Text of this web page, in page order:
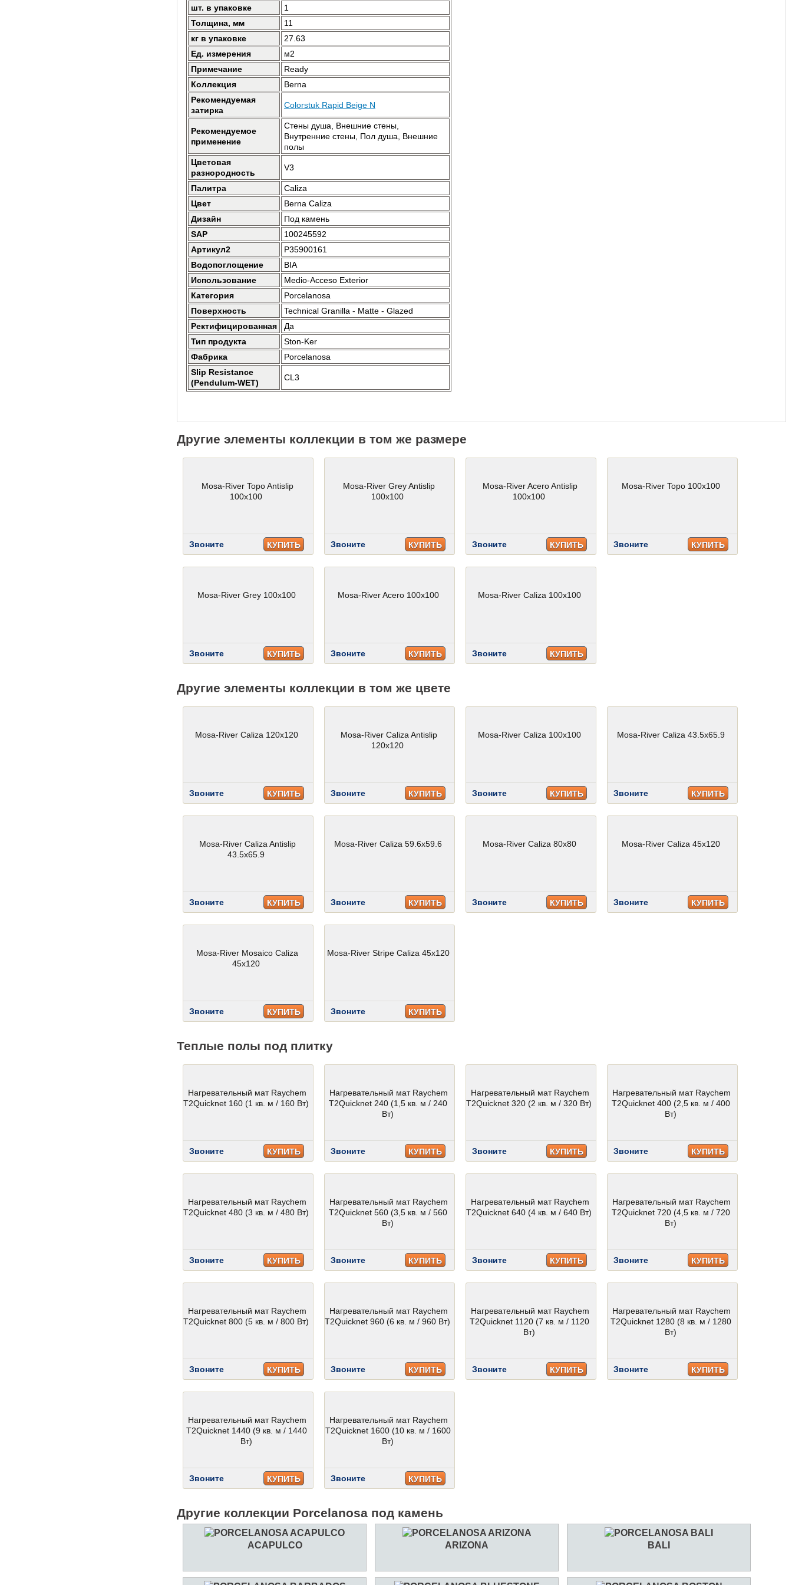
шт. в упаковке
1
Толщина, мм
11
кг в упаковке
27.63
Ед. измерения
м2
Примечание
Ready
Коллекция
Berna
Рекомендуемая
затирка
Colorstuk Rapid Beige N
Рекомендуемое
применение
Стены душа, Внешние стены,
Внутренние стены, Пол душа, Внешние
полы
Цветовая
разнородность
V3
Палитра
Caliza
Цвет
Berna Caliza
Дизайн
Под камень
SAP
100245592
Артикул2
P35900161
Водопоглощение
BIA
Использование
Medio-Acceso Exterior
Категория
Porcelanosa
Поверхность
Technical Granilla - Matte - Glazed
Ректифицированная
Да
Тип продукта
Ston-Ker
Фабрика
Porcelanosa
Slip Resistance
(Pendulum-WET)
CL3
Другие элементы коллекции в том же размере
Mosa-River Topo Antislip
100x100
Звоните КУПИТЬ
Mosa-River Grey Antislip
100x100
Звоните КУПИТЬ
Mosa-River Acero Antislip
100x100
Звоните КУПИТЬ
Mosa-River Topo 100x100
Звоните КУПИТЬ
Mosa-River Grey 100x100
Звоните КУПИТЬ
Mosa-River Acero 100x100
Звоните КУПИТЬ
Mosa-River Caliza 100x100
Звоните КУПИТЬ
Другие элементы коллекции в том же цвете
Mosa-River Caliza 120x120
Звоните КУПИТЬ
Mosa-River Caliza Antislip
120x120
Звоните КУПИТЬ
Mosa-River Caliza 100x100
Звоните КУПИТЬ
Mosa-River Caliza 43.5x65.9
Звоните КУПИТЬ
Mosa-River Caliza Antislip
43.5x65.9
Звоните КУПИТЬ
Mosa-River Caliza 59.6x59.6
Звоните КУПИТЬ
Mosa-River Caliza 80x80
Звоните КУПИТЬ
Mosa-River Caliza 45x120
Звоните КУПИТЬ
Mosa-River Mosaico Caliza
45x120
Звоните КУПИТЬ
Mosa-River Stripe Caliza 45x120
Звоните КУПИТЬ
Теплые полы под плитку
Нагревательный мат Raychem
T2Quicknet 160 (1 кв. м / 160 Вт)
Звоните КУПИТЬ
Нагревательный мат Raychem
T2Quicknet 240 (1,5 кв. м / 240
Вт)
Звоните КУПИТЬ
Нагревательный мат Raychem
T2Quicknet 320 (2 кв. м / 320 Вт)
Звоните КУПИТЬ
Нагревательный мат Raychem
T2Quicknet 400 (2,5 кв. м / 400
Вт)
Звоните КУПИТЬ
Нагревательный мат Raychem
T2Quicknet 480 (3 кв. м / 480 Вт)
Звоните КУПИТЬ
Нагревательный мат Raychem
T2Quicknet 560 (3,5 кв. м / 560
Вт)
Звоните КУПИТЬ
Нагревательный мат Raychem
T2Quicknet 640 (4 кв. м / 640 Вт)
Звоните КУПИТЬ
Нагревательный мат Raychem
T2Quicknet 720 (4,5 кв. м / 720
Вт)
Звоните КУПИТЬ
Нагревательный мат Raychem
T2Quicknet 800 (5 кв. м / 800 Вт)
Звоните КУПИТЬ
Нагревательный мат Raychem
T2Quicknet 960 (6 кв. м / 960 Вт)
Звоните КУПИТЬ
Нагревательный мат Raychem
T2Quicknet 1120 (7 кв. м / 1120
Вт)
Звоните КУПИТЬ
Нагревательный мат Raychem
T2Quicknet 1280 (8 кв. м / 1280
Вт)
Звоните КУПИТЬ
Нагревательный мат Raychem
T2Quicknet 1440 (9 кв. м / 1440
Вт)
Звоните КУПИТЬ
Нагревательный мат Raychem
T2Quicknet 1600 (10 кв. м / 1600
Вт)
Звоните КУПИТЬ
Другие коллекции Porcelanosa под камень
ACAPULCO ARIZONA BALI